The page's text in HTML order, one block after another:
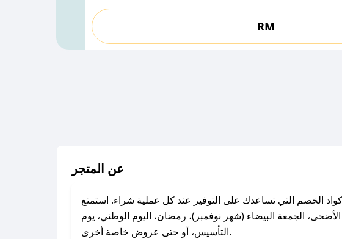
RM
عن المتجر
الخصم التي تساعدك على التوفير عند كل عملية شراء. استمتع
الجمعة البيضاء (شهر نوفمبر)، رمضان، اليوم الوطني، يوم
التأسيس، أو حتى عروض خاصة أخرى.